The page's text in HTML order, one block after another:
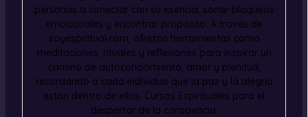
personas a conectar con su esencia, sanar bloqueos
emocionales y encontrar propósito. A través de
soyespiritual.com, ofrezco herramientas como
meditaciones, rituales y reflexiones para inspirar un
camino de autoconocimiento, amor y plenitud,
recordando a cada individuo que la paz y la alegría
están dentro de ellos. Cursos Espirituales para el
despertar de la consciencia.